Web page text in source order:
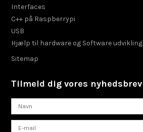
Interfaces
C++ på Raspberrypi
USB
Hjælp til hardware og Software udvikling
Sitemap
Tilmeld dig vores nyhedsbrev